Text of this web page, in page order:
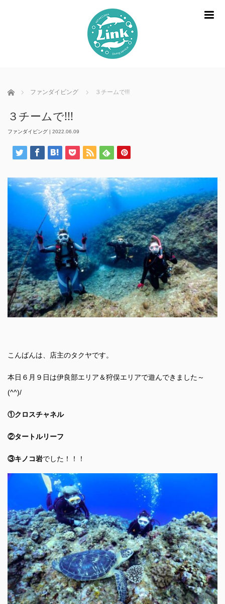
ホーム ファンダイビング ３チームで!!!
３チームで!!!
ファンダイビング | 2022.06.09
こんばんは、店主のタクヤです。
本日６月９日は伊良部エリア＆狩俣エリアで遊んできました～
(^^)/
①クロスチャネル
②タートルリーフ
③キノコ岩でした！！！